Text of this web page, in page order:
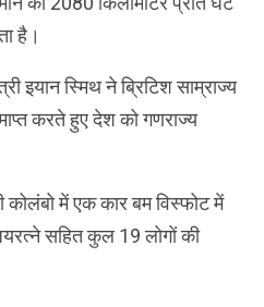
है।
इयान स्मिथ ने ब्रिटिश साम्राज्य
करते हुए देश को गणराज्य
कोलंबो में एक कार बम विस्फोट में
सहित कुल 19 लोगों की